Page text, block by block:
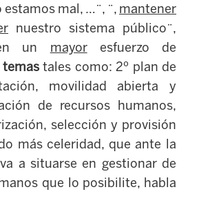
mal, …¨, ¨, mantener
nuestro sistema público¨,
un mayoresfuerzo de
tales como: 2º plan de
movilidad abierta y
de recursos humanos,
selección y provisión
más celeridad, que ante la
a situarse en gestionar de
que lo posibilite, habla